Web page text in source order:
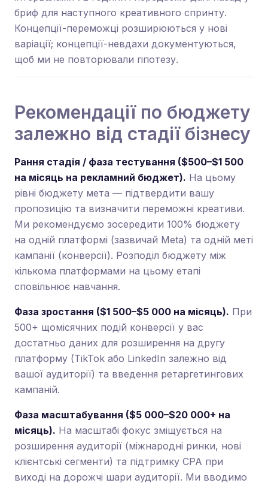
бриф для наступного креативного спринту.
Концепції-переможці розширюються у нові
варіації; концепції-невдахи документуються,
щоб ми не повторювали гіпотезу.
Рекомендації по бюджету
залежно від стадії бізнесу
Рання стадія / фаза тестування ($500–$1 500
на місяць на рекламний бюджет). На цьому
рівні бюджету мета — підтвердити вашу
пропозицію та визначити переможні креативи.
Ми рекомендуємо зосередити 100% бюджету
на одній платформі (зазвичай Meta) та одній меті
кампанії (конверсії). Розподіл бюджету між
кількома платформами на цьому етапі
сповільнює навчання.
Фаза зростання ($1 500–$5 000 на місяць). При
500+ щомісячних подій конверсії у вас
достатньо даних для розширення на другу
платформу (TikTok або LinkedIn залежно від
вашої аудиторії) та введення ретаргетингових
кампаній.
Фаза масштабування ($5 000–$20 000+ на
місяць). На масштабі фокус зміщується на
розширення аудиторії (міжнародні ринки, нові
клієнтські сегменти) та підтримку CPA при
виході на дорожчі шари аудиторії. Ми вводимо